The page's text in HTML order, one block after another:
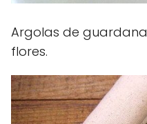
Argolas de
flores.